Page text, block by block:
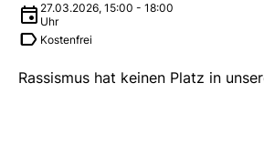
27.03.2026, 15:00 - 18:00
Uhr
Kostenfrei
Rassismus hat keinen Platz in